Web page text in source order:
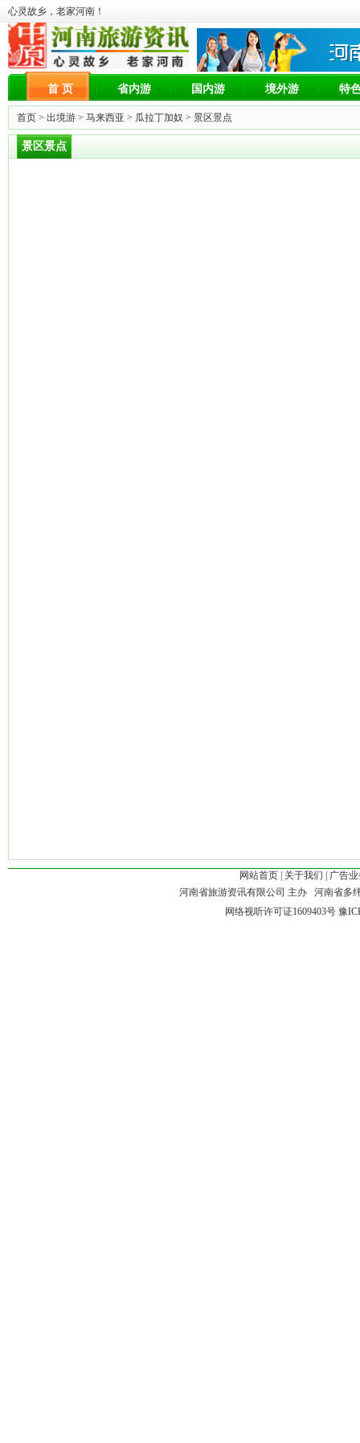
心灵故乡，老家河南！
首 页 省内游 国内游 境外游 特
首页 > 出境游 > 马来西亚 > 瓜拉丁加奴 > 景区景点
景区景点
网站首页 关于我们
广告
河南省旅游资讯有限公司 主办 河南省多
网络视听许可证1609403号豫